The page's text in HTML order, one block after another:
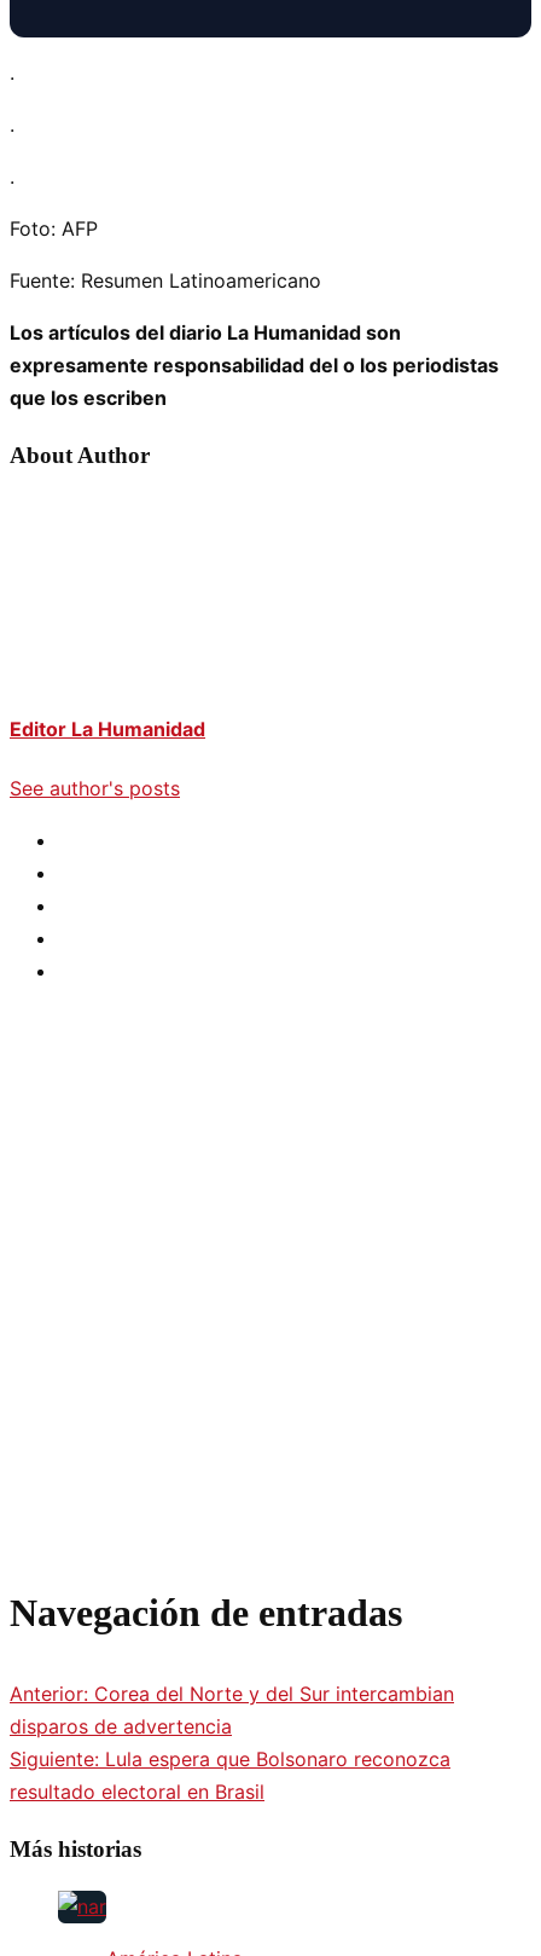
.
.
.
Foto: AFP
Fuente: Resumen Latinoamericano
Los artículos del diario La Humanidad son
expresamente responsabilidad del o los periodistas
que los escriben
About Author
Editor La Humanidad
See author's posts
Navegación de entradas
Anterior: Corea del Norte y del Sur intercambian
disparos de advertencia
Siguiente: Lula espera que Bolsonaro reconozca
resultado electoral en Brasil
Más historias